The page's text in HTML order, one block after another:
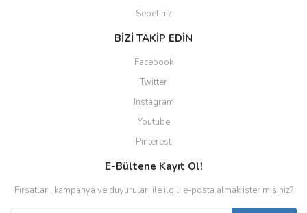
Sepetiniz
BİZİ TAKİP EDİN
Facebook
Twitter
Instagram
Youtube
Pinterest
E-Bültene Kayıt Ol!
Fırsatları, kampanya ve duyuruları ile ilgili e-posta almak ister misiniz?